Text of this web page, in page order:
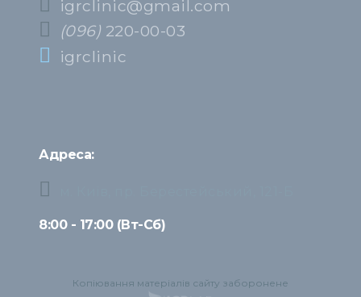
igrclinic@gmail.com
(096) 220-00-03
igrclinic
Адреса:
8:00 - 17:00 (Вт-Сб)
Копіювання матеріалів сайту заборонене